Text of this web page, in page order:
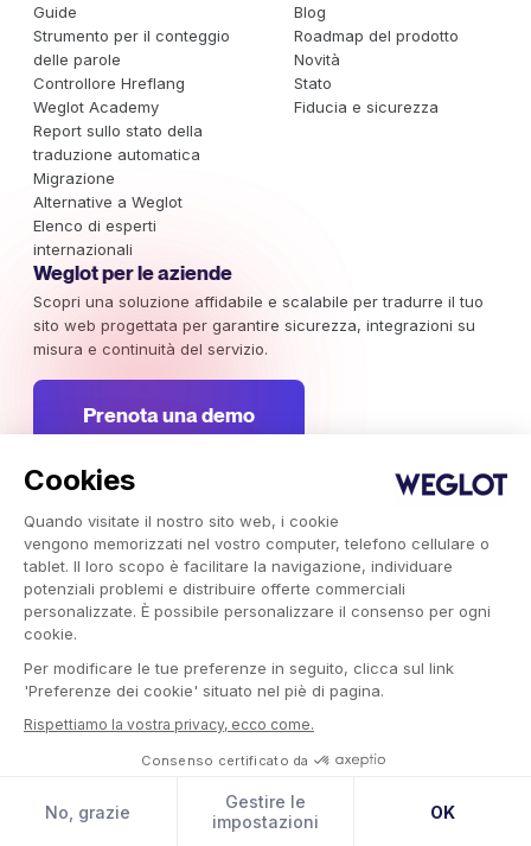
Cookies
Quando visitate il nostro sito web, i cookie
vengono memorizzati nel vostro computer, telefono cellulare o
tablet. Il loro scopo è facilitare la navigazione, individuare
potenziali problemi e distribuire offerte commerciali
personalizzate. È possibile personalizzare il consenso per ogni
cookie.
Per modificare le tue preferenze in seguito, clicca sul link
'Preferenze dei cookie' situato nel piè di pagina.
Rispettiamo la vostra privacy, ecco come.
Consenso certificato da
No, grazie
Gestire le
impostazioni
OK
Guide
Strumento per il conteggio
delle parole
Controllore Hreflang
Weglot Academy
Report sullo stato della
traduzione automatica
Migrazione
Alternative a Weglot
Elenco di esperti
internazionali
Blog
Roadmap del prodotto
Novità
Stato
Fiducia e sicurezza
Weglot per le aziende
Scopri una soluzione affidabile e scalabile per tradurre il tuo
sito web progettata per garantire sicurezza, integrazioni su
misura e continuità del servizio.
Prenota una demo
Rimani aggiornato sulle campagne di marketing internazionali,
sulle tendenze e sulle informazioni che meritano la tua
attenzione.
Copyright © 2026 Weglot i diritti riservati.